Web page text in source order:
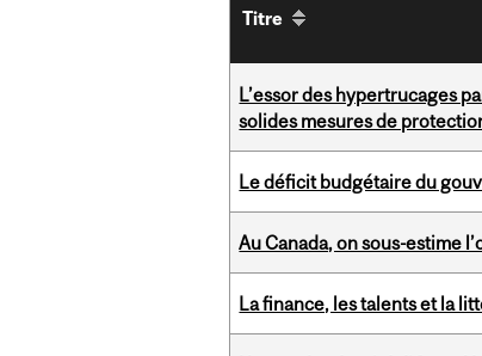
Titre
L’essor des hypertrucages
solides mesures de
Le déficit budgétaire du
Au Canada, on sous-estime
La finance, les talents et la